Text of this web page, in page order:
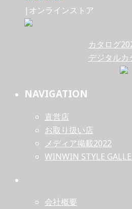
|オンラインストア
カタログ
デジタルカ
NAVIGATION
直営店
お取り扱い店
メディア掲載2022
WINWIN STYLE
会社概要